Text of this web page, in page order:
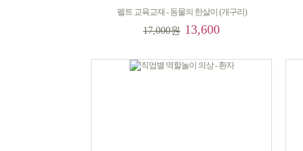
펠트 교육교재 - 동물의 한살이 (개구리)
17,000원 13,600